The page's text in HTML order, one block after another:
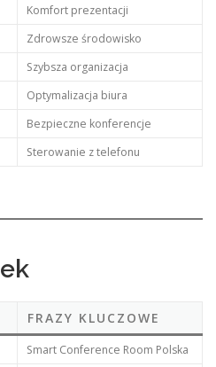
Komfort prezentacji
Zdrowsze środowisko
Szybsza organizacja
Optymalizacja biura
Bezpieczne konferencje
Sterowanie z telefonu
FRAZY KLUCZOWE
Smart Conference Room Polska